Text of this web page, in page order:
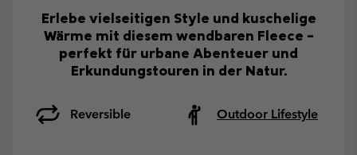
Erlebe vielseitigen Style und kuschelige
Wärme mit diesem wendbaren Fleece –
perfekt für urbane Abenteuer und
Erkundungstouren in der Natur.
Reversible Outdoor Lifestyle